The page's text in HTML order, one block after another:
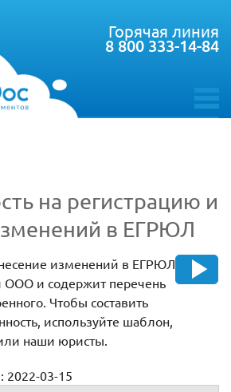
toggle
Горячая линия
8 800 333-14-84
на регистрацию и
в ЕГРЮЛ
изменений в ЕГРЮЛ
ООО и содержит перечень
Чтобы составить
используйте шаблон,
наши юристы.
2022-03-15